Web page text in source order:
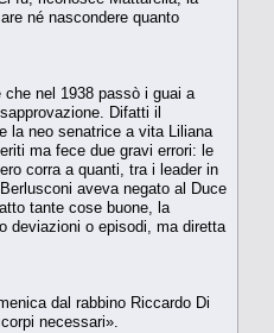
né nascondere quanto
nel 1938 passò i guai a
Difatti il
la neo senatrice a vita Liliana
ma fece due gravi errori: le
corra a quanti, tra i leader in
aveva negato al Duce
tante cose buone, la
deviazioni o episodi, ma diretta
dal rabbino Riccardo Di
necessari».